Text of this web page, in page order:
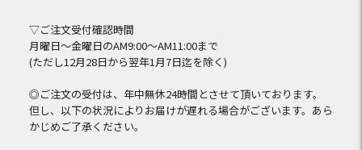
▽ご注文受付確認時間
月曜日～金曜日のAM9:00～AM11:00まで
(ただし12月28日から翌年1月7日迄を除く)
◎ご注文の受付は、年中無休24時間とさせて頂いております。
但し、以下の状況によりお届けが遅れる場合がございます。あら
かじめご了承ください。